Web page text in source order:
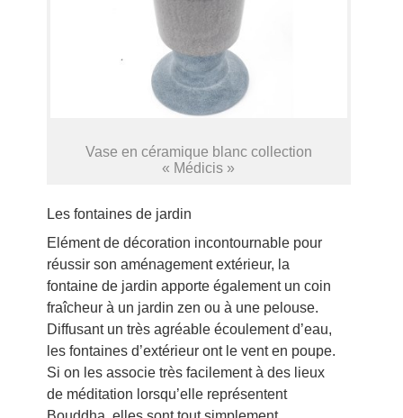
Vase en céramique blanc collection
« Médicis »
Les fontaines de jardin
Elément de décoration incontournable pour
réussir son aménagement extérieur, la
fontaine de jardin apporte également un coin
fraîcheur à un jardin zen ou à une pelouse.
Diffusant un très agréable écoulement d’eau,
les fontaines d’extérieur ont le vent en poupe.
Si on les associe très facilement à des lieux
de méditation lorsqu’elle représentent